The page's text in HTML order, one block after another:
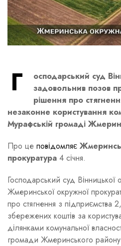
Г
осподарський суд
задовольнив позов
рішення про
незаконне користування
Мурафській громаді
Про це повідомляє
прокуратура 4 січня.
Господарський суд Вінницької
Жмеринської окружної
про стягнення з підприємства
збережених коштів за
ділянками комунальної
громади Жмеринського